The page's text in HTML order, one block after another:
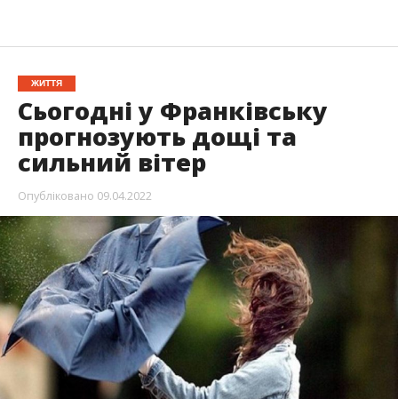
ЖИТТЯ
Сьогодні у Франківську
прогнозують дощі та
сильний вітер
Опубліковано 09.04.2022